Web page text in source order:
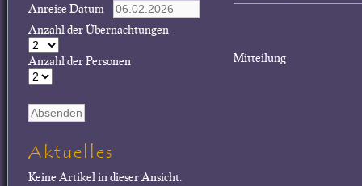
Mitteilung
Anreise Datum
Anzahl der Übernachtungen
Anzahl der Personen
Aktuelles
Keine Artikel in dieser Ansicht.